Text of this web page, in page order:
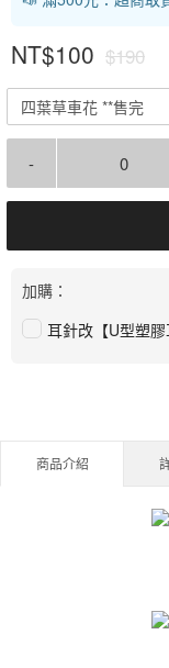
NT$100 $190
四葉草車花 **售完
-
加購：
耳針改【U型塑
商品介紹